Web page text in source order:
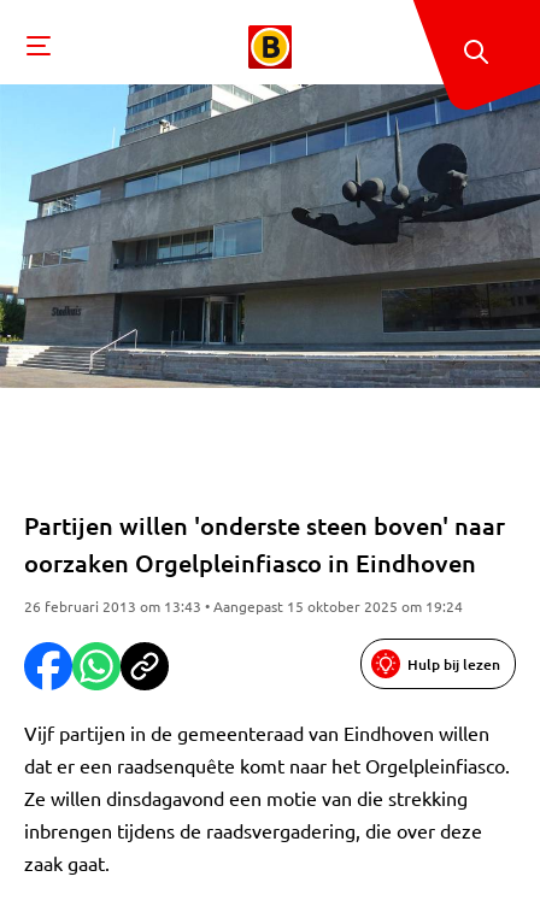
Partijen willen 'onderste steen boven' naar
oorzaken Orgelpleinfiasco in Eindhoven
26 februari 2013 om 13:43 • Aangepast 15 oktober 2025 om 19:24
Hulp bij lezen
Vijf partijen in de gemeenteraad van Eindhoven willen
dat er een raadsenquête komt naar het Orgelpleinfiasco.
Ze willen dinsdagavond een motie van die strekking
inbrengen tijdens de raadsvergadering, die over deze
zaak gaat.